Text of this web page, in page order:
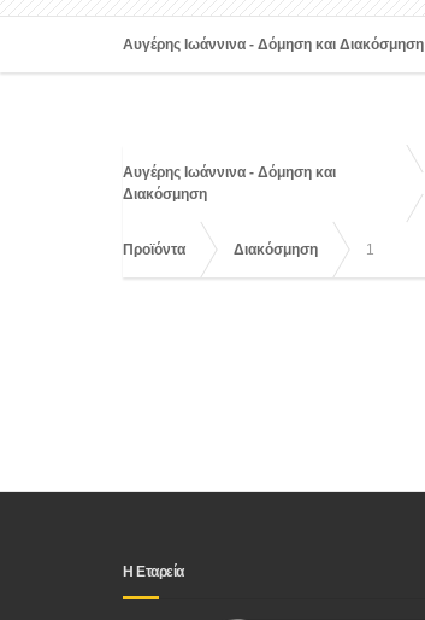
Αυγέρης Ιωάννινα - Δόμηση και Διακόσμηση
Αυγέρης Ιωάννινα - Δόμηση και
Διακόσμηση
Προϊόντα Διακόσμηση 1
Η Εταρεία